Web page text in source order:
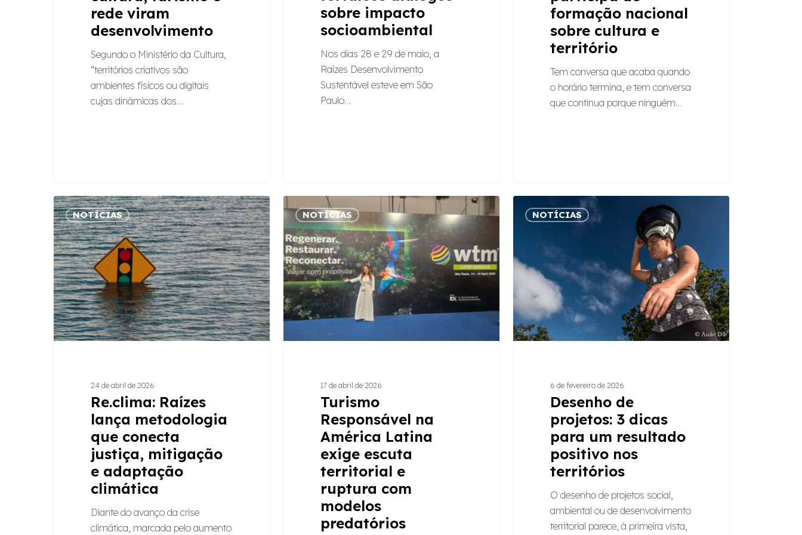
rede viram
desenvolvimento
Segundo o Ministério da Cultura,
“territórios criativos são
ambientes físicos ou digitais
cujas dinâmicas dos…
sobre impacto
socioambiental
Nos dias 28 e 29 de maio, a
Raízes Desenvolvimento
Sustentável esteve em São
Paulo…
formação nacional
sobre cultura e
território
Tem conversa que acaba quando
o horário termina, e tem conversa
que continua porque ninguém…
Re.clima:
Raízes
lança
metodologia
que
conecta
justiça,
mitigação
e
adaptação
NOTÍCIAS
24 de abril de 2026
Re.clima: Raízes
lança metodologia
que conecta
justiça, mitigação
e adaptação
climática
Diante do avanço da crise
climática, marcada pelo aumento
Responsável
na
América
Latina
exige
escuta
territorial
ruptura
predatórios
NOTÍCIAS
17 de abril de 2026
Turismo
Responsável na
América Latina
exige escuta
territorial e
ruptura com
modelos
predatórios
dicas
resultado
positivo
nos
NOTÍCIAS
6 de fevereiro de 2026
Desenho de
projetos: 3 dicas
para um resultado
positivo nos
territórios
O desenho de projetos social,
ambiental ou de desenvolvimento
territorial parece, à primeira vista,